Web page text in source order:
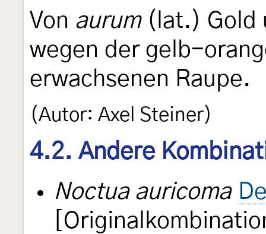
Von aurum(lat.) Gold
wegen der gelb-
erwachsenen Raupe.
(Autor: Axel Steiner)
4.2. Andere
Noctua auricoma